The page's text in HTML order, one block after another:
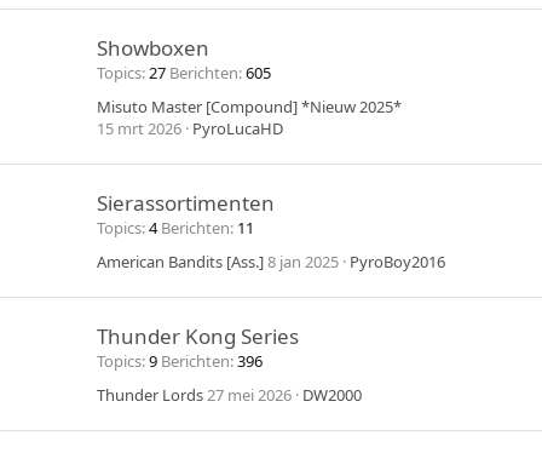
Showboxen
Topics 27 Berichten 605
Misuto Master [Compound] *Nieuw 2025*
15 mrt 2026 PyroLucaHD
Sierassortimenten
Topics 4 Berichten 11
American Bandits [Ass.]8 jan 2025 PyroBoy2016
Thunder Kong Series
Topics 9 Berichten 396
Thunder Lords27 mei 2026 DW2000